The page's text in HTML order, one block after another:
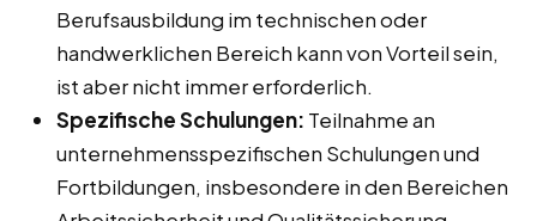
Berufsausbildung im technischen oder
handwerklichen Bereich kann von Vorteil sein,
ist aber nicht immer erforderlich.
Spezifische Schulungen: Teilnahme an
unternehmensspezifischen Schulungen und
Fortbildungen, insbesondere in den Bereichen